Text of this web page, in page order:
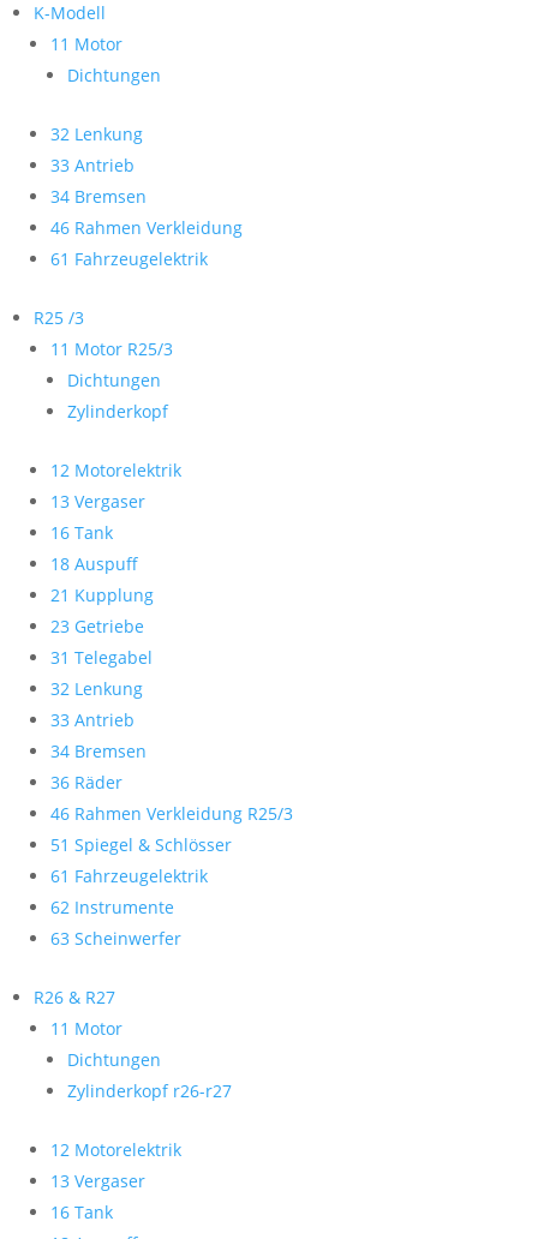
K-Modell
11 Motor
Dichtungen
32 Lenkung
33 Antrieb
34 Bremsen
46 Rahmen Verkleidung
61 Fahrzeugelektrik
R25 /3
11 Motor R25/3
Dichtungen
Zylinderkopf
12 Motorelektrik
13 Vergaser
16 Tank
18 Auspuff
21 Kupplung
23 Getriebe
31 Telegabel
32 Lenkung
33 Antrieb
34 Bremsen
36 Räder
46 Rahmen Verkleidung R25/3
51 Spiegel & Schlösser
61 Fahrzeugelektrik
62 Instrumente
63 Scheinwerfer
R26 & R27
11 Motor
Dichtungen
Zylinderkopf r26-r27
12 Motorelektrik
13 Vergaser
16 Tank